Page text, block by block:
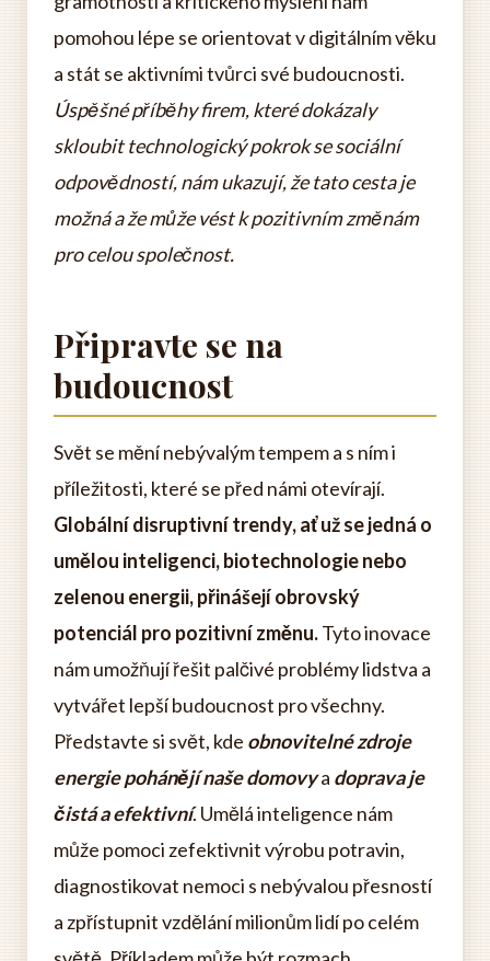
pomohou lépe se orientovat v digitálním věku
a stát se aktivními tvůrci své budoucnosti.
Úspěšné příběhy firem, které dokázaly
skloubit technologický pokrok se sociální
odpovědností, nám ukazují, že tato cesta je
možná a že může vést k pozitivním změnám
pro celou společnost.
Připravte se na
budoucnost
Svět se mění nebývalým tempem a s ním i
příležitosti, které se před námi otevírají.
Globální disruptivní trendy, ať už se jedná o
umělou inteligenci, biotechnologie nebo
zelenou energii, přinášejí obrovský
potenciál pro pozitivní změnu.Tyto inovace
nám umožňují řešit palčivé problémy lidstva a
vytvářet lepší budoucnost pro všechny.
Představte si svět, kde obnovitelné zdroje
energie pohánějí naše domovya doprava je
čistá a efektivní. Umělá inteligence nám
může pomoci zefektivnit výrobu potravin,
diagnostikovat nemoci s nebývalou přesností
a zpřístupnit vzdělání milionům lidí po celém